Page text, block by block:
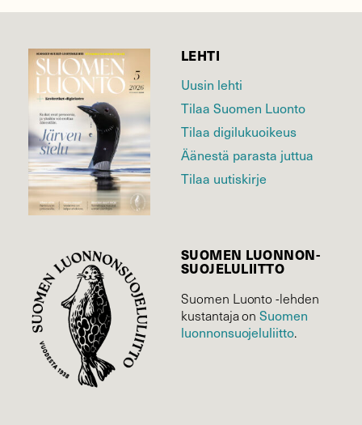
LEHTI
Uusin lehti
Tilaa Suomen Luonto
Tilaa digilukuoikeus
Äänestä parasta juttua
Tilaa uutiskirje
SUOMEN LUONNON­
SUOJELU­LIITTO
Suomen Luonto -lehden
kustantaja onSuomen
luonnonsuojelu­liitto.